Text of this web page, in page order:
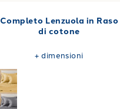
Completo Lenzuola in Raso
di cotone
+dimensioni